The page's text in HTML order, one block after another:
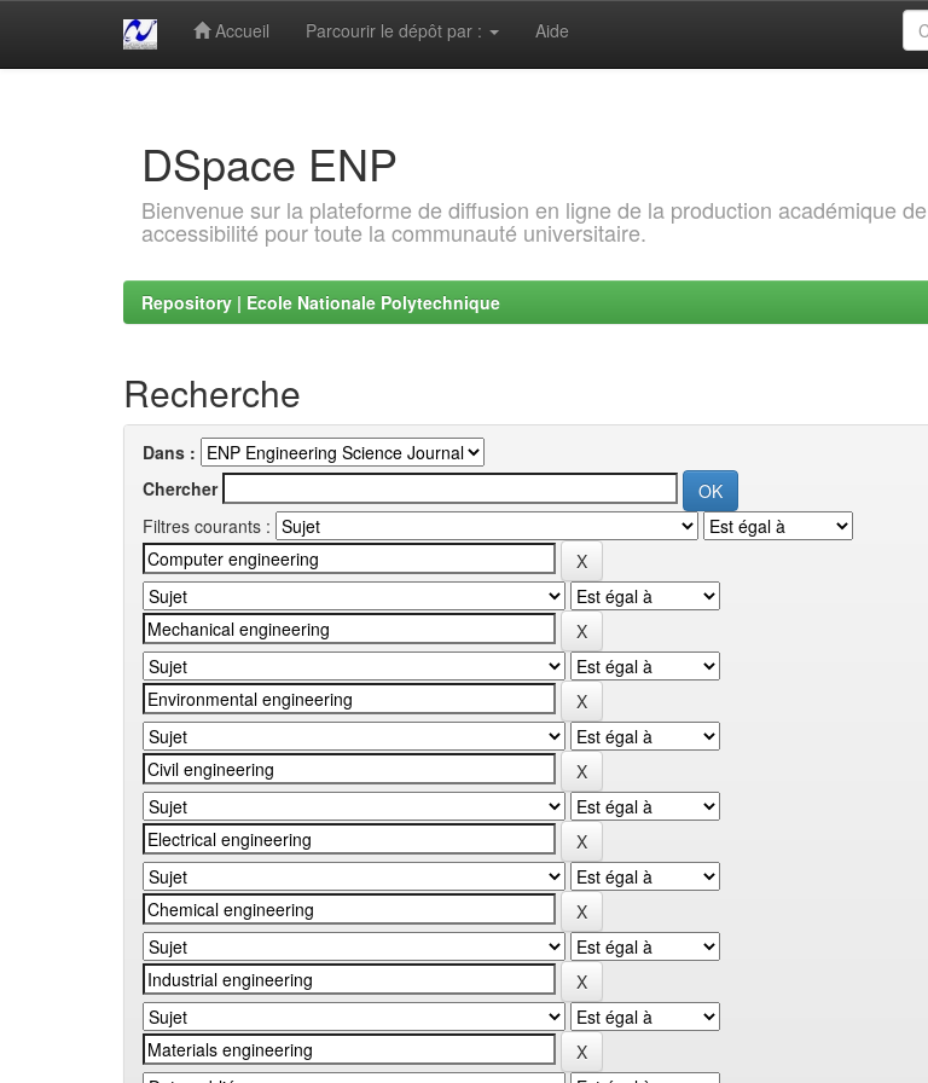
Accueil Parcourir le dépôt par : Aide
DSpace ENP
Bienvenue sur la plateforme de diffusion en ligne de la production académique
accessibilité pour toute la communauté universitaire.
Repository | Ecole Nationale Polytechnique
Recherche
Dans :
Chercher
Filtres courants :